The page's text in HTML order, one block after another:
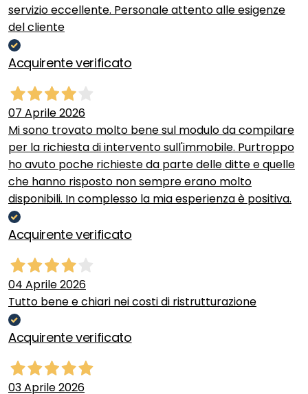
servizio eccellente. Personale attento alle esigenze
del cliente
Acquirente verificato
07 Aprile 2026
Mi sono trovato molto bene sul modulo da compilare
per la richiesta di intervento sull'immobile. Purtroppo
ho avuto poche richieste da parte delle ditte e quelle
che hanno risposto non sempre erano molto
disponibili. In complesso la mia esperienza è positiva.
Acquirente verificato
04 Aprile 2026
Tutto bene e chiari nei costi di ristrutturazione
Acquirente verificato
03 Aprile 2026